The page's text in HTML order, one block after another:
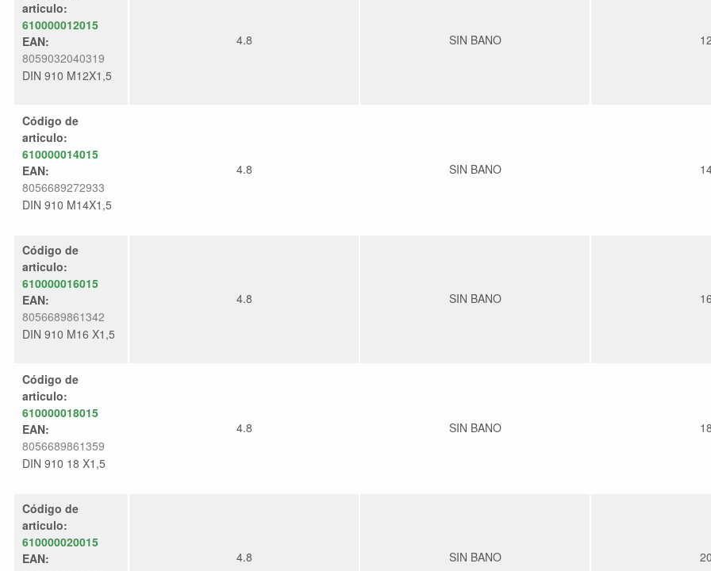
articulo:
610000012015
EAN:
8059032040319
DIN 910 M12X1,5
4.8 SIN BANO 12
Código de
articulo:
610000014015
EAN:
8056689272933
DIN 910 M14X1,5
4.8 SIN BANO
Código de
articulo:
610000016015
EAN:
8056689861342
DIN 910 M16 X1,5
4.8 SIN BANO 16
Código de
articulo:
610000018015
EAN:
8056689861359
DIN 910 18 X1,5
4.8 SIN BANO 18
Código de
articulo:
610000020015
EAN:
4.8 SIN BANO 20